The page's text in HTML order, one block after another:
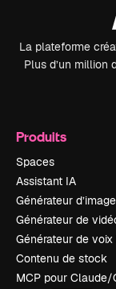
La plateforme
Plus d’un million
Produits
Spaces
Assistant IA
Générateur
Générateur de
Générateur de voix
Contenu de stock
MCP pour Claude/